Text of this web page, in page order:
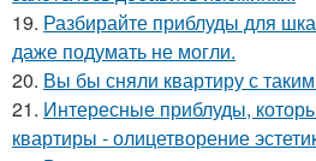
19. Разбирайте приблуды для
даже подумать не могли.
20. Вы бы сняли квартиру с
21. Интересные приблуды,
квартиры - олицетворение